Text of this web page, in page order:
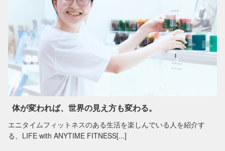
体が変われば、世界の見え方も変わる。
エニタイムフィットネスのある生活を楽しんでいる人を紹介す
る、LIFE with ANYTIME FITNESS[...]